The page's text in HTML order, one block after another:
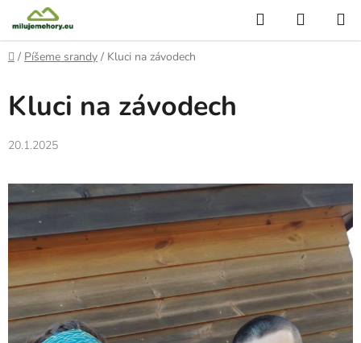
na
obsah
Hledat
KOŠÍK
Domů
/ Píšeme srandy / Kluci na závodech
Kluci na závodech
20.1.2025